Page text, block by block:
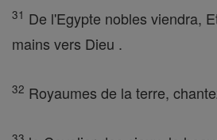
31 De l'Egypte nobles viendra,
mains vers Dieu .
32 Royaumes de la terre,